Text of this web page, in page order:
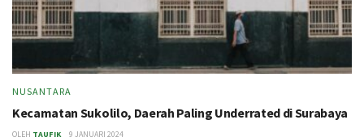
NUSANTARA
Kecamatan Sukolilo, Daerah Paling Underrated di Surabaya
OLEH TAUFIK 9 JANUARI 2024